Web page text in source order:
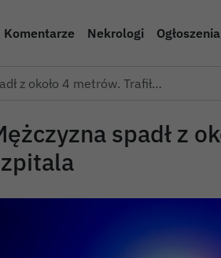
Komentarze Nekrologi Ogłoszenia
z około 4 metrów. Trafił…
spadł z